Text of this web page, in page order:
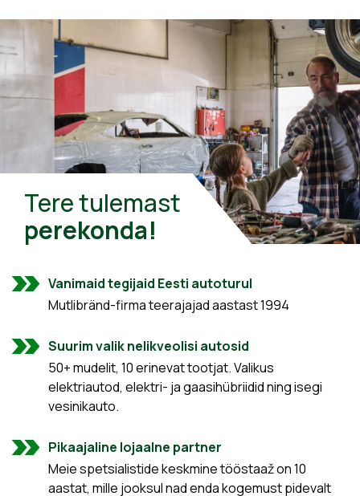
Tere tulemast
perekonda!
Vanimaid tegijaid Eesti autoturul
Mutlibränd-firma teerajajad aastast 1994
Suurim valik nelikveolisi autosid
50+ mudelit, 10 erinevat tootjat. Valikus
elektriautod, elektri- ja gaasihübriidid ning isegi
vesinikauto.
Pikaajaline lojaalne partner
Meie spetsialistide keskmine tööstaaž on 10
aastat, mille jooksul nad enda kogemust pidevalt